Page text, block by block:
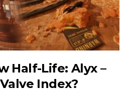
Half-Life: Alyx –
Index?